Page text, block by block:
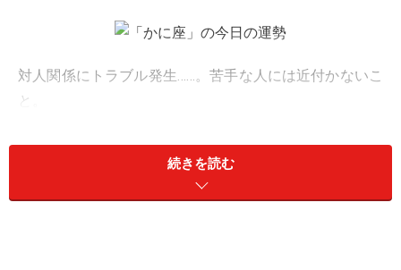
対人関係にトラブル発生……。苦手な人には近付かないこ
と。
11位：うお座／魚座（2月19日～3月20日生
続きを読む